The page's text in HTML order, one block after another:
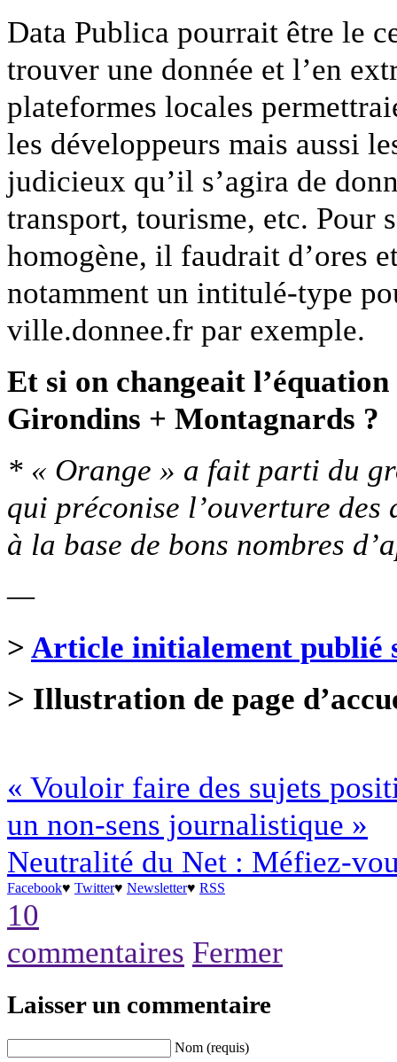
Data Publica pourrait être le
trouver une donnée et l’en
plateformes locales
les développeurs mais aussi
judicieux qu’il s’agira de
transport, tourisme, etc. Pour
homogène, il faudrait d’ores
notamment un intitulé-type
ville.donnee.fr par exemple.
Et si on changeait
Girondins + Montagnards ?
* « Orange » a fait parti du
qui préconise l’ouverture des
à la base de bons nombres
—
> Article initialement publié
> Illustration de page
« Vouloir faire des sujets
un non-sens journalistique »
Neutralité du Net : Méfiez-
Facebook♥ Twitter♥ Newsletter♥ RSS
10
commentaires Fermer
Laisser un commentaire
Nom (requis)